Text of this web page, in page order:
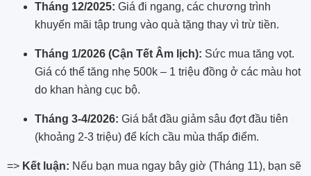
Tháng 12/2025: Giá đi ngang, các chương trình
khuyến mãi tập trung vào quà tặng thay vì trừ tiền.
Tháng 1/2026 (Cận Tết Âm lịch): Sức mua tăng vọt.
Giá có thể tăng nhẹ 500k – 1 triệu đồng ở các màu hot
do khan hàng cục bộ.
Tháng 3-4/2026: Giá bắt đầu giảm sâu đợt đầu tiên
(khoảng 2-3 triệu) để kích cầu mùa thấp điểm.
=> Kết luận: Nếu bạn mua ngay bây giờ (Tháng 11), bạn sẽ